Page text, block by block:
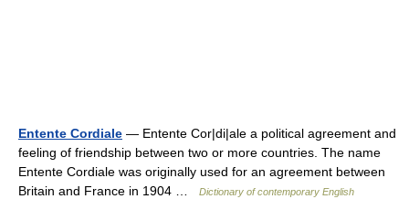
Entente Cordiale — Entente Cor|di|ale a political agreement and
feeling of friendship between two or more countries. The name
Entente Cordiale was originally used for an agreement between
Britain and France in 1904 …
Dictionary of contemporary English